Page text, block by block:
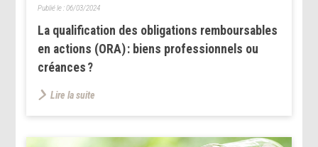
La qualification des obligations remboursables
en actions (ORA) : biens professionnels ou
créances ?
Publié le :06/03/2024
Lire la suite